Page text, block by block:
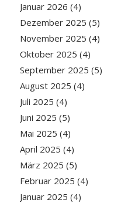
Januar 2026 (4)
Dezember 2025 (5)
November 2025 (4)
Oktober 2025 (4)
September 2025 (5)
August 2025 (4)
Juli 2025 (4)
Juni 2025 (5)
Mai 2025 (4)
April 2025 (4)
März 2025 (5)
Februar 2025 (4)
Januar 2025 (4)